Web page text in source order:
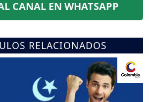
CANAL EN WHATSAPP
RELACIONADOS